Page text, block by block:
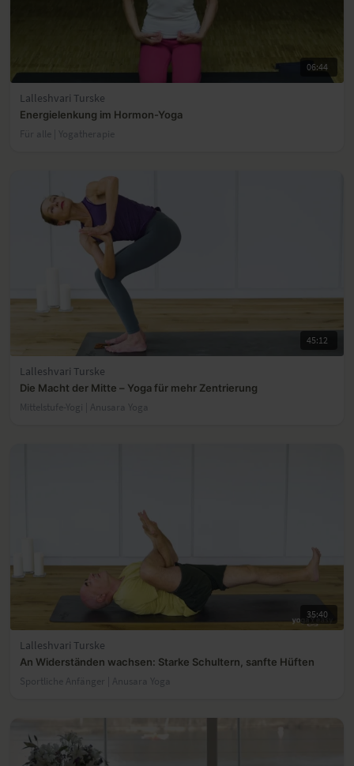
06:44
Lalleshvari Turske
Energielenkung im Hormon-Yoga
Für alle | Yogatherapie
45:12
Lalleshvari Turske
Die Macht der Mitte – Yoga für mehr Zentrierung
Mittelstufe-Yogi | Anusara Yoga
35:40
Lalleshvari Turske
An Widerständen wachsen: Starke Schultern, sanfte Hüften
Sportliche Anfänger | Anusara Yoga